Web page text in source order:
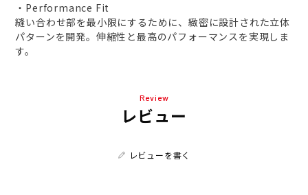
・Performance Fit
縫い合わせ部を最小限にするために、緻密に設計された立体
パターンを開発。伸縮性と最高のパフォーマンスを実現しま
す。
Review
レビュー
レビューを書く